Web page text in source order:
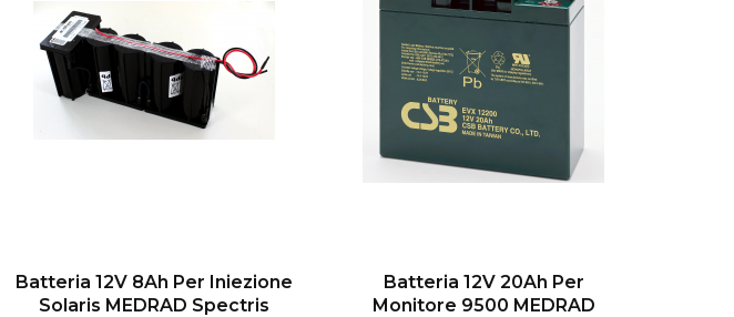
Batteria 12V 8Ah Per Iniezione
Solaris MEDRAD Spectris
Batteria 12V 20Ah Per
Monitore 9500 MEDRAD